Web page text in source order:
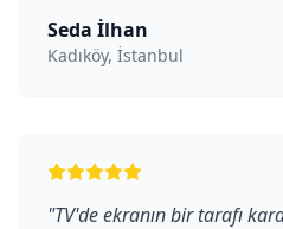
Seda İlhan
Kadıköy, İstanbul
"TV'de ekranın bir tarafı